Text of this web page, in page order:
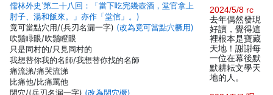
儒林外史˙第二十八回：「當下吃完幾壺酒，堂官拿上
肘子、湯和飯來。」亦作「堂倌」。)
竟可當點穴用/(兵刃名漏一字) (改為竟可當點穴橛用)
吹鬚睩眼/吹鬚瞪眼
只是同村的/只見同村的
我想替你我的名師/我想替你找的名師
痛流涕/痛哭流涕
比痛他/比痛罵他
閉穴/(兵刃名漏一字) (改為閉穴橛)
2024/5/8 rc
去年偶然發現
好讀，覺得這
裡根本是寶藏
天地！謝謝每
一位在幕後默
默耕耘文學天
地的人。